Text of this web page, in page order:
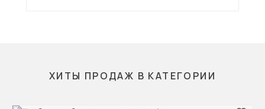
ХИТЫ ПРОДАЖ В КАТЕГОРИИ